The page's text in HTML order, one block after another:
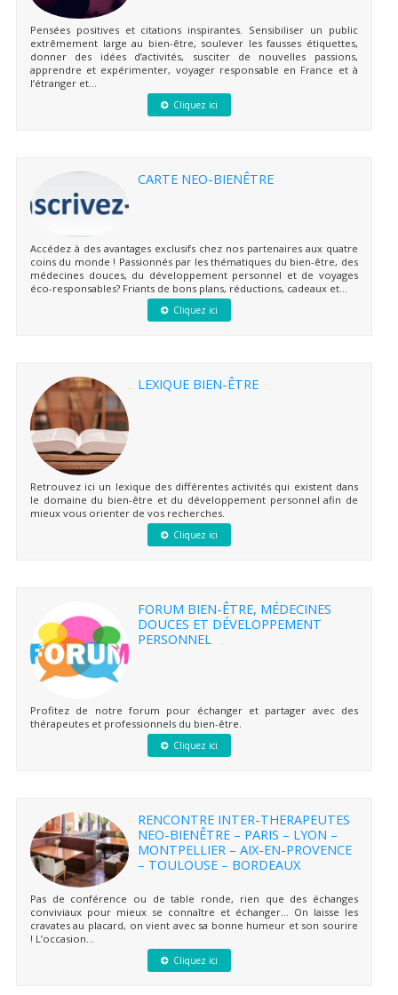
Pensées positives et citations inspirantes. Sensibiliser un public
extrêmement large au bien-être, soulever les fausses étiquettes,
donner des idées d’activités, susciter de nouvelles passions,
apprendre et expérimenter, voyager responsable en France et à
l’étranger et...
Cliquez ici
CARTE NEO-BIENÊTRE
Accédez à des avantages exclusifs chez nos partenaires aux quatre
coins du monde ! Passionnés par les thématiques du bien-être, des
médecines douces, du développement personnel et de voyages
éco-responsables? Friants de bons plans, réductions, cadeaux et...
Cliquez ici
LEXIQUE BIEN-ÊTRE
Retrouvez ici un lexique des différentes activités qui existent dans
le domaine du bien-être et du développement personnel afin de
mieux vous orienter de vos recherches.
Cliquez ici
FORUM BIEN-ÊTRE, MÉDECINES
DOUCES ET DÉVELOPPEMENT
PERSONNEL
Profitez de notre forum pour échanger et partager avec des
thérapeutes et professionnels du bien-être.
Cliquez ici
RENCONTRE INTER-THERAPEUTES
NEO-BIENÊTRE – PARIS – LYON –
MONTPELLIER – AIX-EN-PROVENCE
– TOULOUSE – BORDEAUX
Pas de conférence ou de table ronde, rien que des échanges
conviviaux pour mieux se connaître et échanger… On laisse les
cravates au placard, on vient avec sa bonne humeur et son sourire
! L’occasion...
Cliquez ici